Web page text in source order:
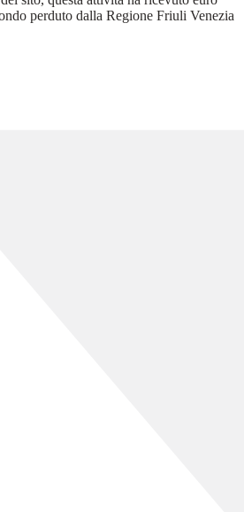
perduto dalla Regione Friuli Venezia